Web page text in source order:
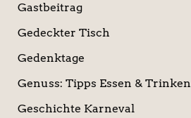
Gastbeitrag
Gedeckter Tisch
Gedenktage
Genuss: Tipps Essen & Trinken
Geschichte Karneval